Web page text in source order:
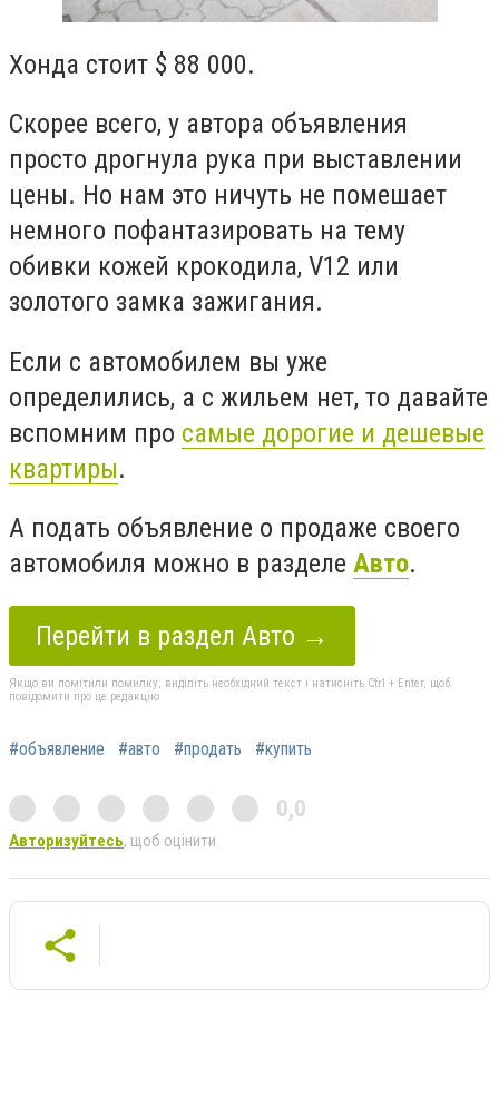
Хонда стоит $ 88 000.
Скорее всего, у автора объявления
просто дрогнула рука при выставлении
цены. Но нам это ничуть не помешает
немного пофантазировать на тему
обивки кожей крокодила, V12 или
золотого замка зажигания.
Если с автомобилем вы уже
определились, а с жильем нет, то давайте
вспомним про самые дорогие и дешевые
квартиры.
А подать объявление о продаже своего
автомобиля можно в разделе Авто.
Перейти в раздел Авто →
Якщо ви помітили помилку, виділіть необхідний текст і натисніть Ctrl + Enter, щоб
повідомити про це редакцію
#объявление #авто #продать #купить
0,0
Авторизуйтесь, щоб оцінити